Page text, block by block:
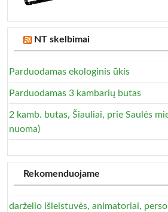
NT skelbimai
Parduodamas ekologinis ūkis
Parduodamas 3 kambarių butas
2 kamb. butas, Šiauliai, prie Saulės
nuoma)
Rekomenduojame
darželio išleistuvės, animatoriai,